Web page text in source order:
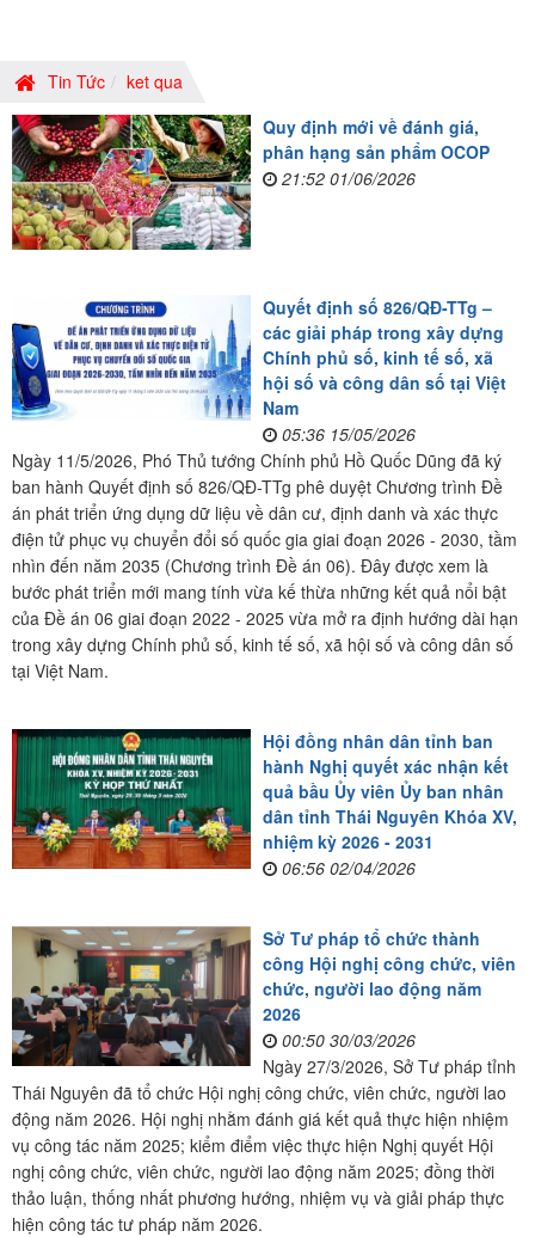
Tin Tức
ket qua
Quy định mới về đánh giá,
phân hạng sản phẩm OCOP
21:52 01/06/2026
Quyết định số 826/QĐ-TTg –
các giải pháp trong xây dựng
Chính phủ số, kinh tế số, xã
hội số và công dân số tại Việt
Nam
05:36 15/05/2026
Ngày 11/5/2026, Phó Thủ tướng Chính phủ Hồ Quốc Dũng đã ký
ban hành Quyết định số 826/QĐ-TTg phê duyệt Chương trình Đề
án phát triển ứng dụng dữ liệu về dân cư, định danh và xác thực
điện tử phục vụ chuyển đổi số quốc gia giai đoạn 2026 - 2030, tầm
nhìn đến năm 2035 (Chương trình Đề án 06). Đây được xem là
bước phát triển mới mang tính vừa kế thừa những kết quả nổi bật
của Đề án 06 giai đoạn 2022 - 2025 vừa mở ra định hướng dài hạn
trong xây dựng Chính phủ số, kinh tế số, xã hội số và công dân số
tại Việt Nam.
Hội đồng nhân dân tỉnh ban
hành Nghị quyết xác nhận kết
quả bầu Ủy viên Ủy ban nhân
dân tỉnh Thái Nguyên Khóa XV,
nhiệm kỳ 2026 - 2031
06:56 02/04/2026
Sở Tư pháp tổ chức thành
công Hội nghị công chức, viên
chức, người lao động năm
2026
00:50 30/03/2026
Ngày 27/3/2026, Sở Tư pháp tỉnh
Thái Nguyên đã tổ chức Hội nghị công chức, viên chức, người lao
động năm 2026. Hội nghị nhằm đánh giá kết quả thực hiện nhiệm
vụ công tác năm 2025; kiểm điểm việc thực hiện Nghị quyết Hội
nghị công chức, viên chức, người lao động năm 2025; đồng thời
thảo luận, thống nhất phương hướng, nhiệm vụ và giải pháp thực
hiện công tác tư pháp năm 2026.